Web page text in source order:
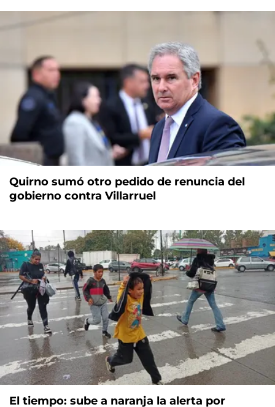
Quirno sumó otro pedido de renuncia del
gobierno contra Villarruel
El tiempo: sube a naranja la alerta por